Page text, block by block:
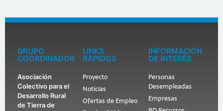
GRUPO
COORDINADOR
Asociación
Colectivo para el
Desarrollo Rural
de Tierra de
LINKS
RÁPIDOS
Proyecto
Noticias
Ofertas de Empleo
INFORMACIÓN
DE INTERÉS
Personas
Desempleadas
Empresas